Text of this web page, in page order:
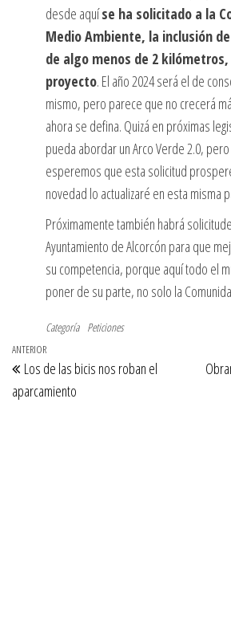
desde aquíse ha solicitado a la
Medio Ambiente, la inclusión
de algo menos de 2
proyecto. El año 2024 será el de
mismo, pero parece que no crecerá
ahora se defina. Quizá en próximas
pueda abordar un Arco Verde 2.0,
esperemos que esta solicitud
novedad lo actualizaré en esta misma
Próximamente también habrá
Ayuntamiento de Alcorcón para que
su competencia, porque aquí todo el
poner de su parte, no solo la
Categoría Peticiones
Navegación
de
entradas
Entrada
anterior
ANTERIOR
Los de las bicis nos roban el
aparcamiento